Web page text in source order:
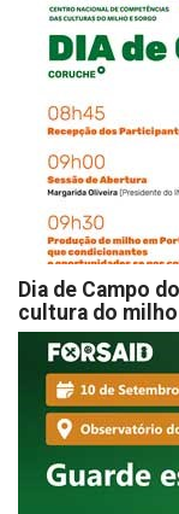
Dia de Campo
cultura do milho